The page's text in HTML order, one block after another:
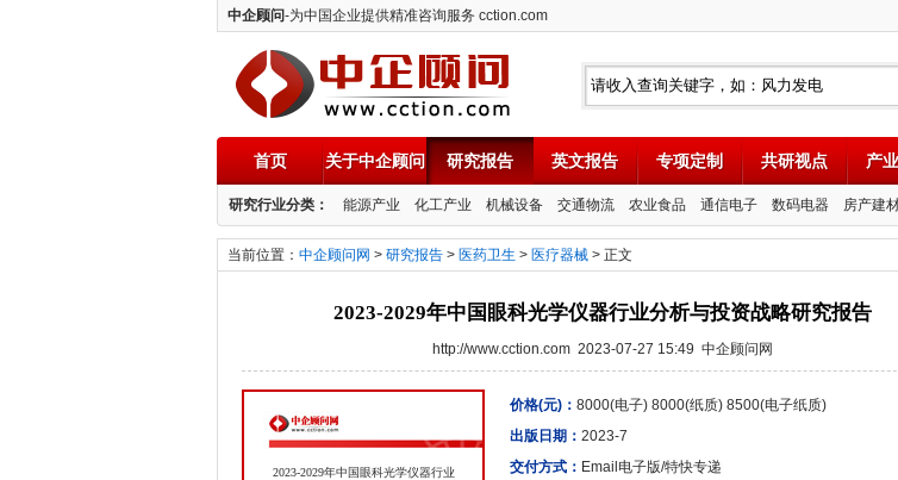
中企顾问-为中国企业提供精准咨询服务 cction.com
中企顾问
首页 关于中企顾问 研究报告 英文报告 专项定制 共研视点 产
研究行业分类： 能源产业 化工产业 机械设备 交通物流 农业食品 通信电子 数码电器 房产建
当前位置： 中企顾问网 > 研究报告 > 医药卫生 > 医疗器械 > 正文
2023-2029年中国眼科光学仪器行业分析与投资战略研究报告
http://www.cction.com 2023-07-27 15:49 中企顾问网
2023-2029年中国眼科光学仪器行业
价格(元)： 8000(电子) 8000(纸质) 8500(电子纸质)
出版日期： 2023-7
交付方式： Email电子版/特快专递